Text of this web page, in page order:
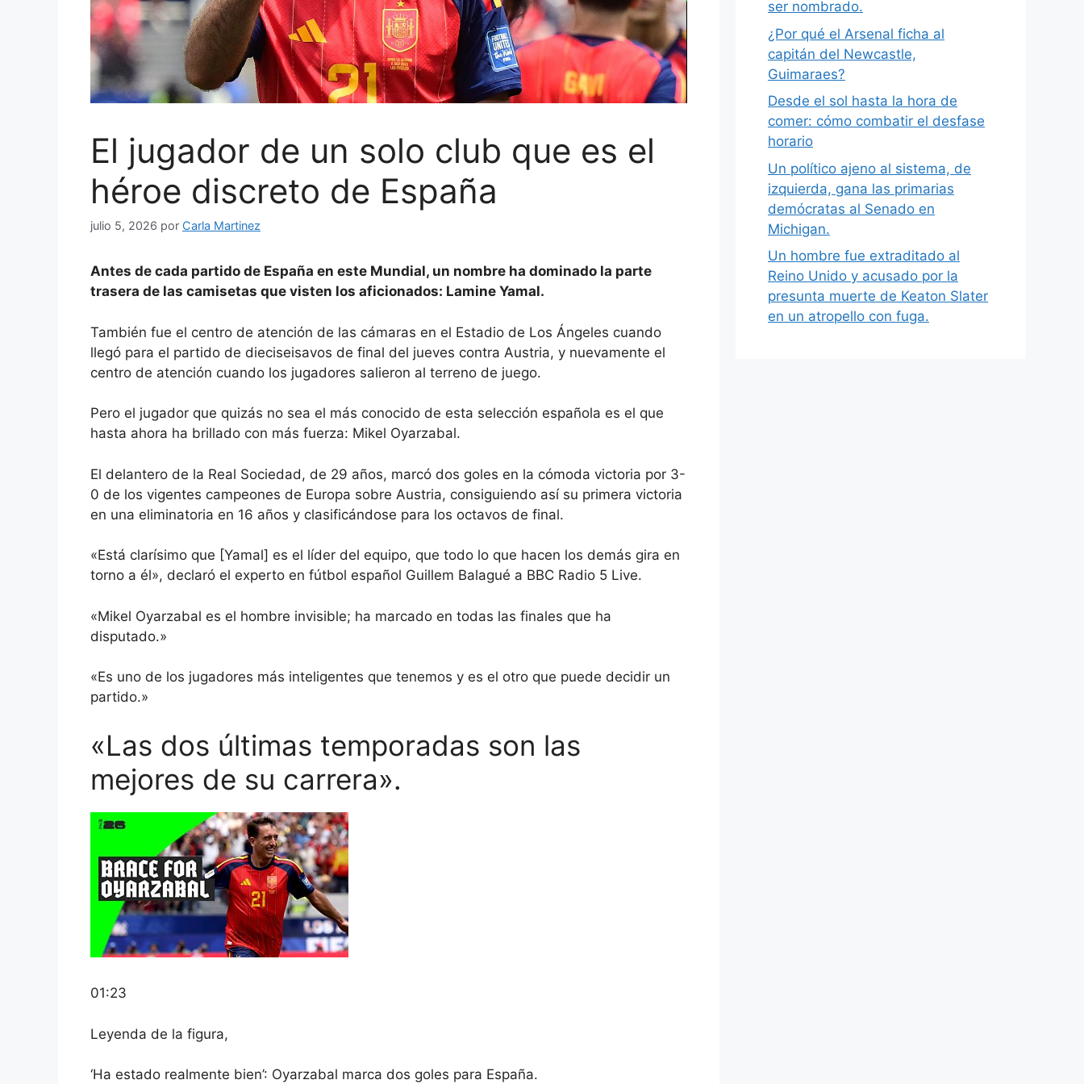
El jugador de un solo club que es el
héroe discreto de España
julio 5, 2026 por Carla Martinez
Antes de cada partido de España en este Mundial, un nombre ha dominado la parte
trasera de las camisetas que visten los aficionados: Lamine Yamal.
También fue el centro de atención de las cámaras en el Estadio de Los Ángeles cuando
llegó para el partido de dieciseisavos de final del jueves contra Austria, y nuevamente el
centro de atención cuando los jugadores salieron al terreno de juego.
Pero el jugador que quizás no sea el más conocido de esta selección española es el que
hasta ahora ha brillado con más fuerza: Mikel Oyarzabal.
El delantero de la Real Sociedad, de 29 años, marcó dos goles en la cómoda victoria por 3-
0 de los vigentes campeones de Europa sobre Austria, consiguiendo así su primera victoria
en una eliminatoria en 16 años y clasificándose para los octavos de final.
«Está clarísimo que [Yamal] es el líder del equipo, que todo lo que hacen los demás gira en
torno a él», declaró el experto en fútbol español Guillem Balagué a BBC Radio 5 Live.
«Mikel Oyarzabal es el hombre invisible; ha marcado en todas las finales que ha
disputado.»
«Es uno de los jugadores más inteligentes que tenemos y es el otro que puede decidir un
partido.»
«Las dos últimas temporadas son las
mejores de su carrera».
01:23
Leyenda de la figura,
‘Ha estado realmente bien’: Oyarzabal marca dos goles para España.
ser nombrado.
¿Por qué el Arsenal ficha al
capitán del Newcastle,
Guimaraes?
Desde el sol hasta la hora de
comer: cómo combatir el desfase
horario
Un político ajeno al sistema, de
izquierda, gana las primarias
demócratas al Senado en
Michigan.
Un hombre fue extraditado al
Reino Unido y acusado por la
presunta muerte de Keaton Slater
en un atropello con fuga.